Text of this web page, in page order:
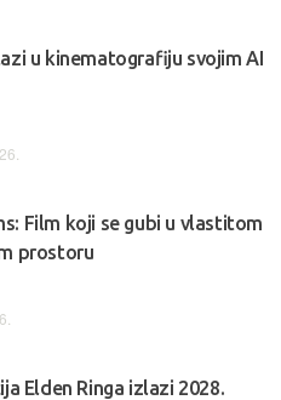
u kinematografiju svojim AI
Film koji se gubi u vlastitom
prostoru
Elden Ringa izlazi 2028.